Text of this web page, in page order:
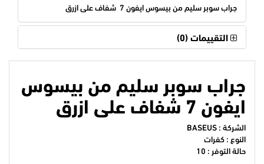
جراب سوبر سليم من بيسوس ايفون 7 شفاف على ازرق
التقييمات (0)
جراب سوبر سليم من بيسوس
ايفون 7 شفاف على ازرق
الشركة :BASEUS
النوع : كفرات
حالة التوفر : 10